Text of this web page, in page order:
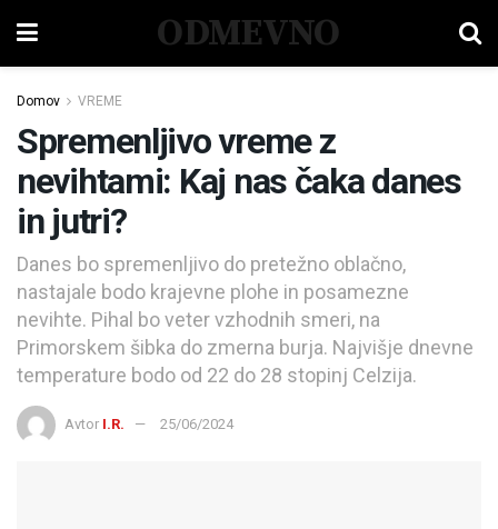
ODMEVNO
Domov VREME
Spremenljivo vreme z
nevihtami: Kaj nas čaka danes
in jutri?
Danes bo spremenljivo do pretežno oblačno,
nastajale bodo krajevne plohe in posamezne
nevihte. Pihal bo veter vzhodnih smeri, na
Primorskem šibka do zmerna burja. Najvišje dnevne
temperature bodo od 22 do 28 stopinj Celzija.
Avtor I.R. 25/06/2024